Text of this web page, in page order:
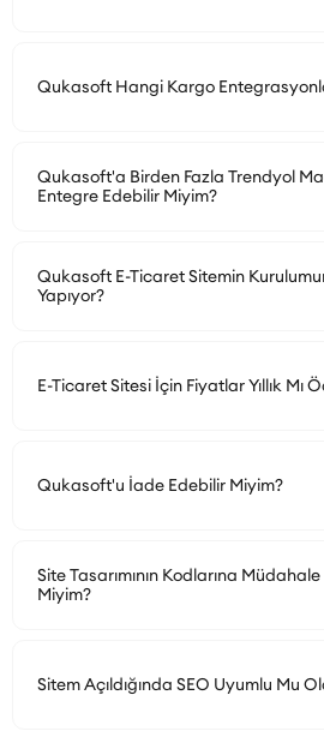
Qukasoft Hangi Kargo
Qukasoft'a Birden Fazla Trendyol
Entegre Edebilir Miyim?
Qukasoft E-Ticaret Sitemin
Yapıyor?
E-Ticaret Sitesi İçin Fiyatlar Yıllık Mı
Qukasoft'u İade Edebilir Miyim?
Site Tasarımının Kodlarına
Miyim?
Sitem Açıldığında SEO Uyumlu Mu